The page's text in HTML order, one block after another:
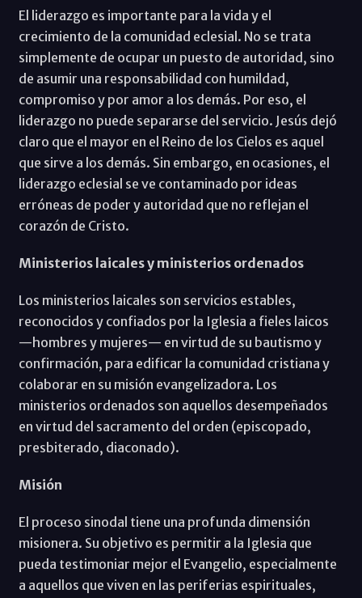
El liderazgo es importante para la vida y el
crecimiento de la comunidad eclesial. No se trata
simplemente de ocupar un puesto de autoridad, sino
de asumir una responsabilidad con humildad,
compromiso y por amor a los demás. Por eso, el
liderazgo no puede separarse del servicio. Jesús dejó
claro que el mayor en el Reino de los Cielos es aquel
que sirve a los demás. Sin embargo, en ocasiones, el
liderazgo eclesial se ve contaminado por ideas
erróneas de poder y autoridad que no reflejan el
corazón de Cristo.
Ministerios laicales y ministerios ordenados
Los ministerios laicales son servicios estables,
reconocidos y confiados por la Iglesia a fieles laicos
—hombres y mujeres— en virtud de su bautismo y
confirmación, para edificar la comunidad cristiana y
colaborar en su misión evangelizadora. Los
ministerios ordenados son aquellos desempeñados
en virtud del sacramento del orden (episcopado,
presbiterado, diaconado).
Misión
El proceso sinodal tiene una profunda dimensión
misionera. Su objetivo es permitir a la Iglesia que
pueda testimoniar mejor el Evangelio, especialmente
a aquellos que viven en las periferias espirituales,